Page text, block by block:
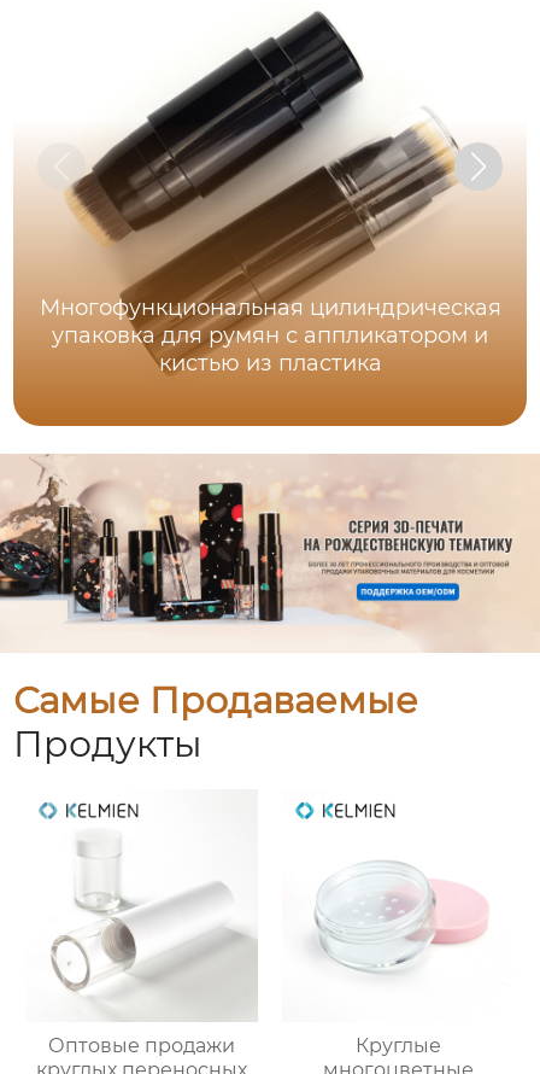
Многофункциональная цилиндрическая
упаковка для румян с аппликатором и
кистью из пластика
Самые Продаваемые
Продукты
Оптовые продажи
Круглые